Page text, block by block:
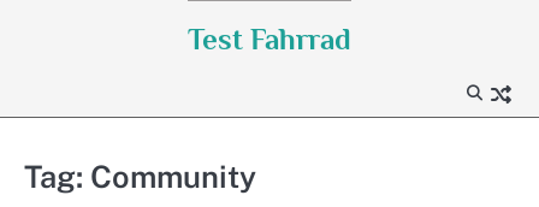
Test Fahrrad
Tag: Community